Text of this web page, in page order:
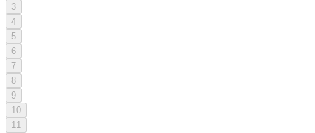
3
4
5
6
7
8
9
10
11